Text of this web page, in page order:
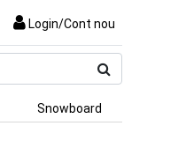
Login/Cont nou
produs
Snowboard